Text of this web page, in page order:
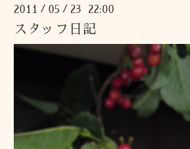
2011 / 05 / 23 22:00
スタッフ日記